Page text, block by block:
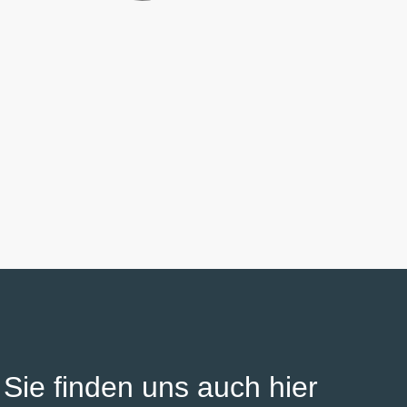
Sie finden uns auch hier